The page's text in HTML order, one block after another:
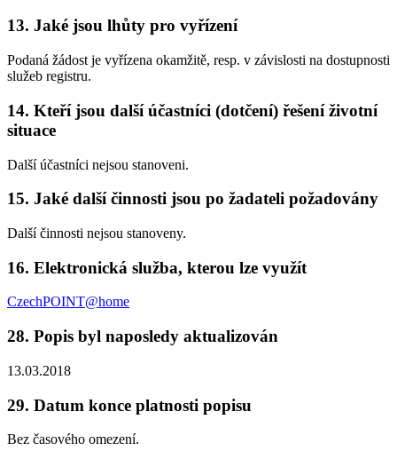
13. Jaké jsou lhůty pro vyřízení
Podaná žádost je vyřízena okamžitě, resp. v závislosti na dostupnosti
služeb registru.
14. Kteří jsou další účastníci (dotčení) řešení životní
situace
Další účastníci nejsou stanoveni.
15. Jaké další činnosti jsou po žadateli požadovány
Další činnosti nejsou stanoveny.
16. Elektronická služba, kterou lze využít
CzechPOINT@home
28. Popis byl naposledy aktualizován
13.03.2018
29. Datum konce platnosti popisu
Bez časového omezení.